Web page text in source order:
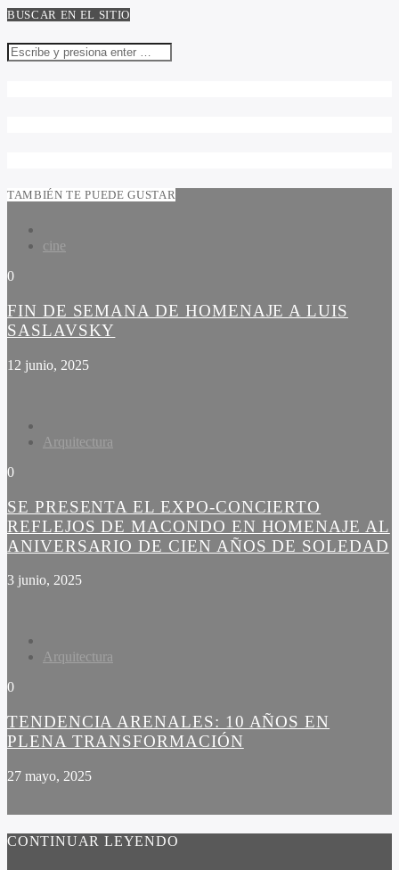
BUSCAR EN EL SITIO
TAMBIÉN TE PUEDE GUSTAR
cine
0
FIN DE SEMANA DE HOMENAJE A LUIS
SASLAVSKY
12 junio, 2025
Arquitectura
0
SE PRESENTA EL EXPO-CONCIERTO
REFLEJOS DE MACONDO EN HOMENAJE AL
ANIVERSARIO DE CIEN AÑOS DE SOLEDAD
3 junio, 2025
Arquitectura
0
TENDENCIA ARENALES: 10 AÑOS EN
PLENA TRANSFORMACIÓN
27 mayo, 2025
CONTINUAR LEYENDO